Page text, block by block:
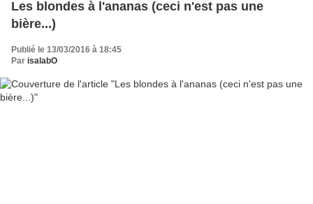
Les blondes à l'ananas (ceci n'est pas une
bière...)
Publié le 13/03/2016 à 18:45
Par isalabO